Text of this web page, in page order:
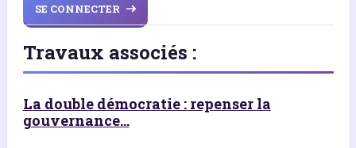
SE CONNECTER
Travaux associés :
La double démocratie : repenser la
gouvernance...